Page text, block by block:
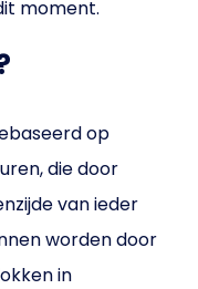
moment.
op
die door
van ieder
worden door
in